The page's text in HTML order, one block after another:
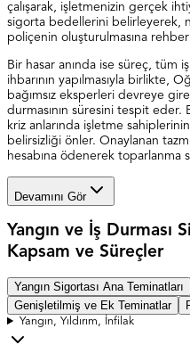
çalışarak, işletmenizin gerçek
sigorta bedellerini belirleyerek,
poliçenin oluşturulmasına
Bir hasar anında ise süreç, tüm
ihbarının yapılmasıyla birlikte,
bağımsız eksperleri devreye
durmasının süresini tespit
kriz anlarında işletme
belirsizliği önler. Onaylanan
hesabına ödenerek toparlanma
Devamını Gör
Yangın ve İş Durması
Kapsam ve Süreçler
Yangın Sigortası Ana Teminatları
Genişletilmiş ve Ek Teminatlar
Yangın, Yıldırım, İnfilak